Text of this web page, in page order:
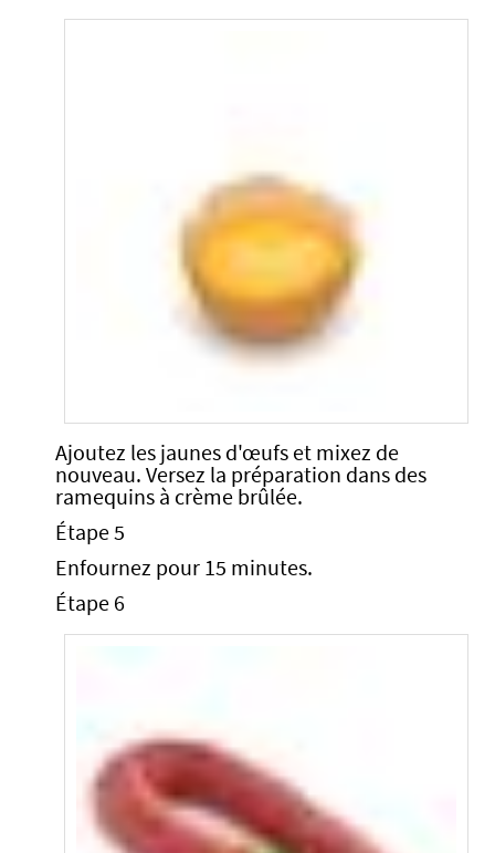
Ajoutez les jaunes d'œufs et mixez de
nouveau. Versez la préparation dans des
ramequins à crème brûlée.
Étape 5
Enfournez pour 15 minutes.
Étape 6